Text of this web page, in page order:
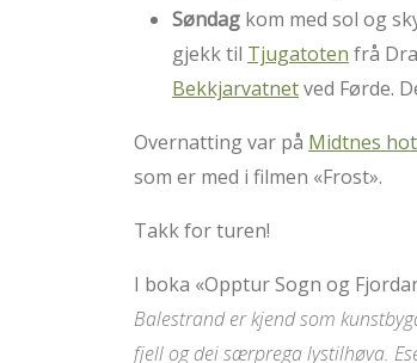
Søndag kom med sol og
gjekk til Tjugatoten frå
Bekkjarvatnetved Førde.
Overnatting var på Midtnes
som er med i filmen «Frost».
Takk for turen!
I boka «Opptur Sogn og
Balestrand er kjend som
fjell og dei særprega lystilhøva.